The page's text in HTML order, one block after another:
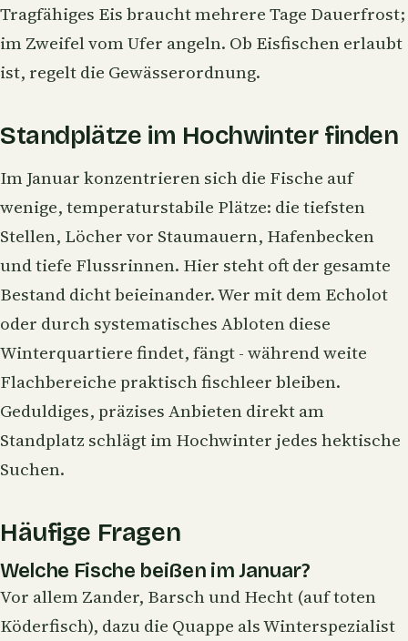
Tragfähiges Eis braucht mehrere Tage Dauerfrost;
im Zweifel vom Ufer angeln. Ob Eisfischenerlaubt
ist, regelt die Gewässerordnung.
Standplätze im Hochwinter finden
Im Januar konzentrieren sich die Fische auf
wenige, temperaturstabile Plätze: die tiefsten
Stellen, Löcher vor Staumauern, Hafenbecken
und tiefe Flussrinnen. Hier steht oft der gesamte
Bestand dicht beieinander. Wer mit demEcholot
oder durch systematisches Abloten diese
Winterquartiere findet, fängt - während weite
Flachbereiche praktisch fischleer bleiben.
Geduldiges, präzises Anbieten direkt am
Standplatz schlägt im Hochwinter jedes hektische
Suchen.
Häufige Fragen
Welche Fische beißen im Januar?
Vor allem Zander, Barsch und Hecht (auf toten
Köderfisch), dazu die Quappe als Winterspezialist